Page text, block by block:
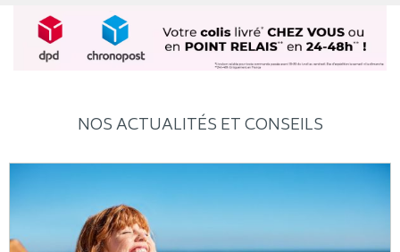
NOS ACTUALITÉS ET CONSEILS